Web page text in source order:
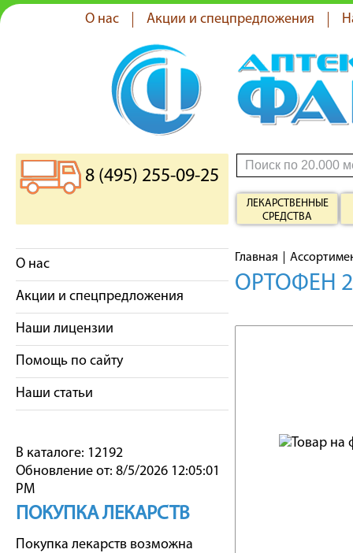
О нас Акции и спецпредложения
8 (495) 255-09-25
ЛЕКАРСТВЕННЫЕ
СРЕДСТВА
О нас
Акции и спецпредложения
Наши лицензии
Помощь по сайту
Наши статьи
В каталоге: 12192
Обновление от: 8/5/2026 12:05:01
PM
ПОКУПКА ЛЕКАРСТВ
Покупка лекарств возможна
Главная
ОРТОФЕН